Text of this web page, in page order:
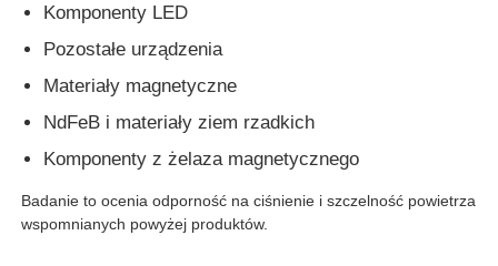
Uniwersalna maszyna testująca
Maszyna do testowania udarności
Komponenty LED
Pozostałe urządzenia
Materiały magnetyczne
NdFeB i materiały ziem rzadkich
Komponenty z żelaza magnetycznego
Badanie to ocenia odporność na ciśnienie i szczelność powietrza
wspomnianych powyżej produktów.